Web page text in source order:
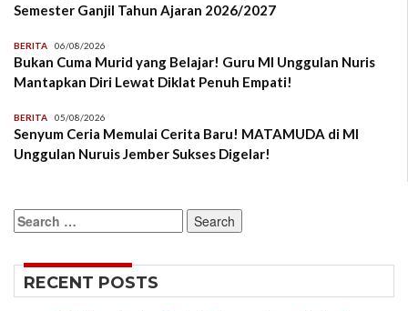
Semester Ganjil Tahun Ajaran 2026/2027
BERITA 06/08/2026
Bukan Cuma Murid yang Belajar! Guru MI Unggulan Nuris
Mantapkan Diri Lewat Diklat Penuh Empati!
BERITA 05/08/2026
Senyum Ceria Memulai Cerita Baru! MATAMUDA di MI
Unggulan Nuruis Jember Sukses Digelar!
Search
for:
RECENT POSTS